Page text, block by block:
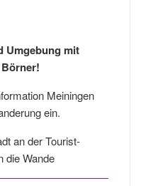
Umgebung mit
Meiningen
ein.
an der Tourist-
die Wande